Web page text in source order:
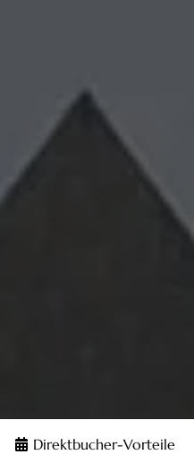
Direktbucher-Vorteile